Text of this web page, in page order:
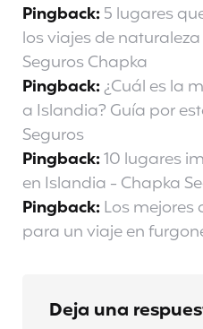
Pingback:5 lugares
los viajes de
Seguros Chapka
Pingback:¿Cuál es la
a Islandia? Guía por
Seguros
Pingback:10 lugares
en Islandia - Chapka
Pingback:Los
para un viaje en
Deja una